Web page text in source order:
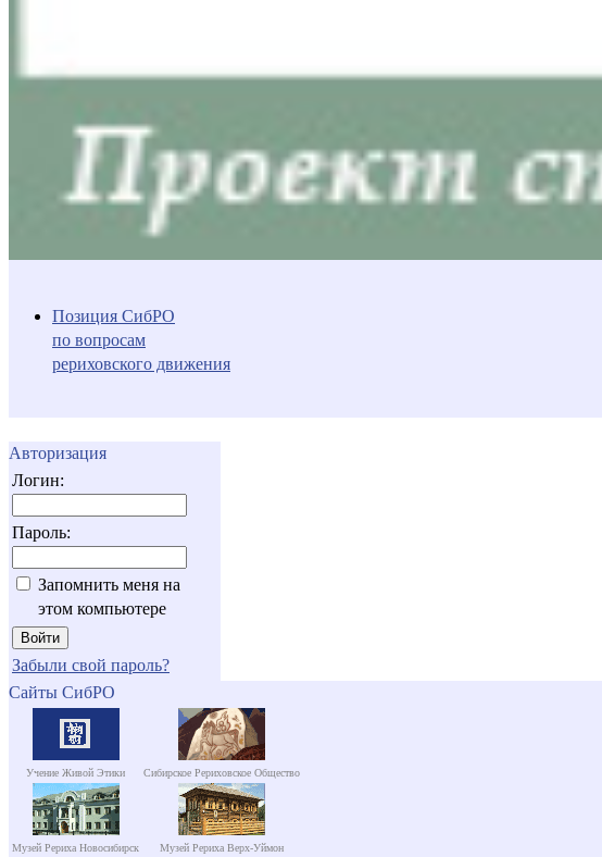
Позиция СибРО
по вопросам
рериховского движения
Авторизация
Логин:
Пароль:
Запомнить меня на
этом компьютере
Забыли свой пароль?
Сайты СибРО
Учение Живой Этики Сибирское Рериховское Общество
Музей Рериха Новосибирск Музей Рериха Верх-Уймон